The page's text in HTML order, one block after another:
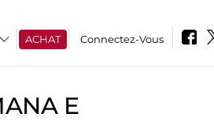
ACHAT Connectez-Vous
E